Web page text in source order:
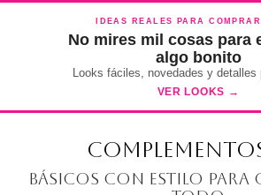
IDEAS REALES PARA
No mires mil cosas para
algo bonito
Looks fáciles, novedades y detalles
VER LOOKS →
Básicos con estilo para